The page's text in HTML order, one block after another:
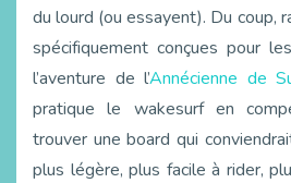
du lourd (ou essayent). Du coup,
spécifiquement conçues pour
l’aventure de l’Annécienne de
pratique le wakesurf en
trouver une board qui
plus légère, plus facile à rider,